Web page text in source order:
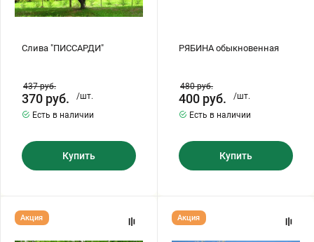
Слива "ПИССАРДИ"
437руб.
370 руб.
/шт.
Есть в наличии
Купить
РЯБИНА обыкновенная
480руб.
400 руб.
/шт.
Есть в наличии
Купить
БЕРЁЗА
обыкновенная
Акция
Черемуха
Душистая
Акция